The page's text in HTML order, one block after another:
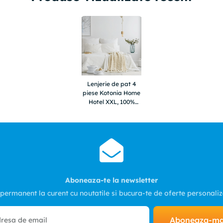
Lenjerie de pat 4
piese Kotonia Home
Hotel XXL, 100%
Aboneaza-te la newsletter
la curent cu noutatile si bucura-te de oferte
Aboneaza-